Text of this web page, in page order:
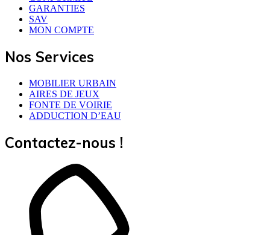
GARANTIES
SAV
MON COMPTE
Nos Services
MOBILIER URBAIN
AIRES DE JEUX
FONTE DE VOIRIE
ADDUCTION D’EAU
Contactez-nous !